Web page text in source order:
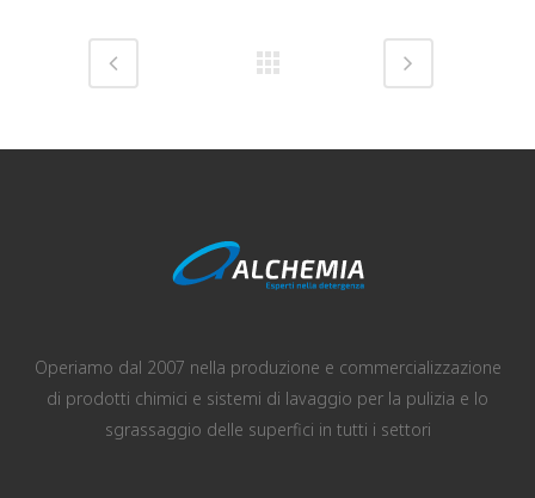
Operiamo dal 2007 nella produzione e commercializzazione
di prodotti chimici e sistemi di lavaggio per la pulizia e lo
sgrassaggio delle superfici in tutti i settori